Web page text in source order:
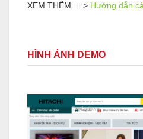
XEM THÊM ==> Hướng dẫn
HÌNH ẢNH DEMO